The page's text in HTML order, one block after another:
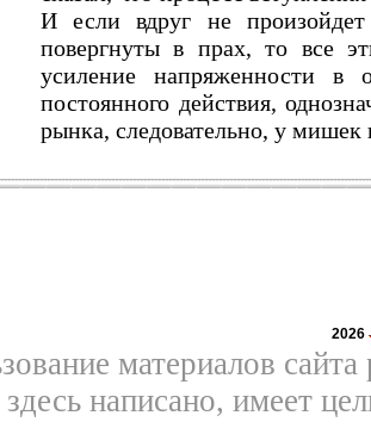
И если вдруг не
повергнуты в прах, то все
усиление напряженности
постоянного действия,
рынка, следовательно, у
2026
материалов
написано, имеет